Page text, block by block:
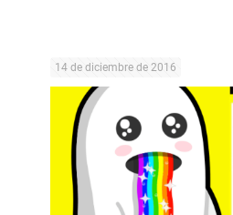
14 de diciembre de 2016